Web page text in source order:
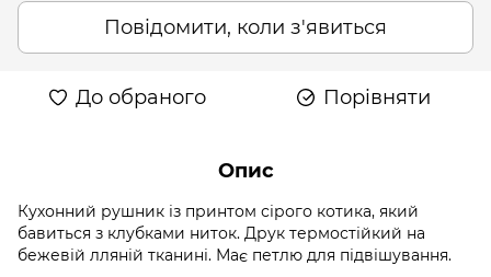
Повідомити, коли з'явиться
До обраного Порівняти
Опис
Кухонний рушник із принтом сірого котика, який
бавиться з клубками ниток. Друк термостійкий на
бежевій лляній тканині. Має петлю для підвішування.